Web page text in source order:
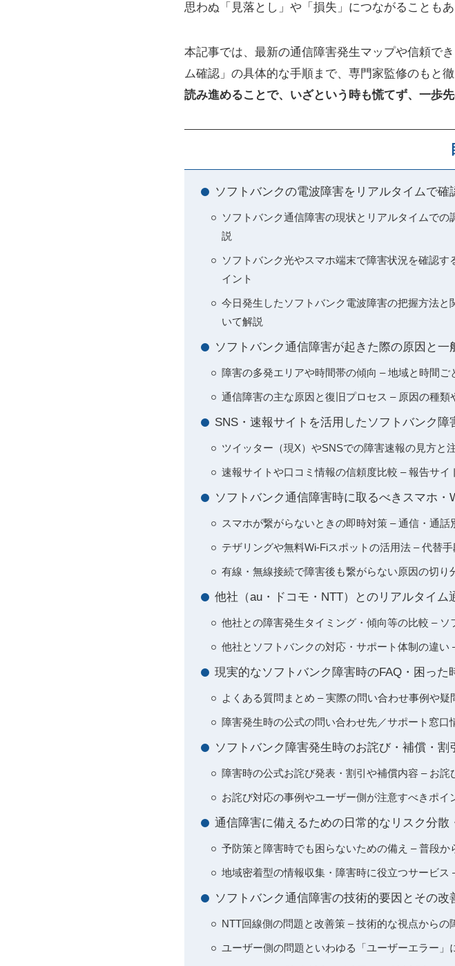
思わぬ「見落とし」や「損失」につながることもあ
本記事では、最新の通信障害発生マップや信頼で
ム確認」の具体的な手順まで、専門家監修のもと徹
読み進めることで、いざという時も慌てず、一歩
ソフトバンクの電波障害をリアルタイムで確
ソフトバンク通信障害の現状とリアルタイムで
説
ソフトバンク光やスマホ端末で障害状況を確認
イント
今日発生したソフトバンク電波障害の把握方法
いて解説
ソフトバンク通信障害が起きた際の原因と一
障害の多発エリアや時間帯の傾向 – 地域と時間
通信障害の主な原因と復旧プロセス – 原因の種類
SNS・速報サイトを活用したソフトバンク
ツイッター（現X）やSNSでの障害速報の見方と
速報サイトや口コミ情報の信頼度比較 – 報告サイ
ソフトバンク通信障害時に取るべきスマホ・
スマホが繋がらないときの即時対策 – 通信・通話
テザリングや無料Wi-Fiスポットの活用法 – 代替
有線・無線接続で障害後も繋がらない原因の切り
他社（au・ドコモ・NTT）とのリアルタイム
他社との障害発生タイミング・傾向等の比較 –
他社とソフトバンクの対応・サポート体制の違
現実的なソフトバンク障害時のFAQ・困った
よくある質問まとめ – 実際の問い合わせ事例や疑
障害発生時の公式の問い合わせ先／サポート窓
ソフトバンク障害発生時のお詫び・補償・割
障害時の公式お詫び発表・割引や補償内容 – お
お詫び対応の事例やユーザー側が注意すべきポ
通信障害に備えるための日常的なリスク分散
予防策と障害時でも困らないための備え – 普段か
地域密着型の情報収集・障害時に役立つサービス
ソフトバンク通信障害の技術的要因とその改
NTT回線側の問題と改善策 – 技術的な視点からの
ユーザー側の問題といわゆる「ユーザーエラー